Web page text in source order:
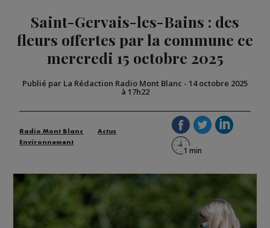
Saint-Gervais-les-Bains : des
fleurs offertes par la commune ce
mercredi 15 octobre 2025
Publié par La Rédaction Radio Mont Blanc - 14 octobre 2025
à 17h22
Radio Mont Blanc
Actus
Environnement